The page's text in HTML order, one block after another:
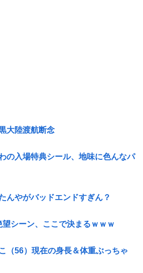
大陸渡航断念
の入場特典シール、地味に色んなパ
んやがバッドエンドすぎん？
望シーン、ここで決まるｗｗｗ
（56）現在の身長＆体重ぶっちゃ